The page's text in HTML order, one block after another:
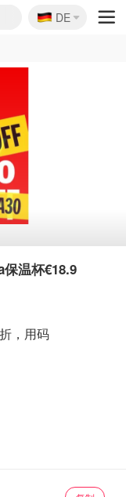
🇩🇪
DE
保温杯€18.9
，用码